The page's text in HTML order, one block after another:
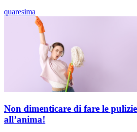
quaresima
Non dimenticare di fare le
all’anima!